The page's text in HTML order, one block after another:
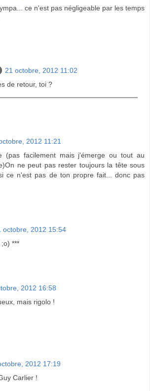
ce n'est pas négligeable par les temps
21 octobre, 2012 11:02
de retour, toi ?
2012 11:21
(pas facilement mais j'émerge ou tout au
ne peut pas rester toujours la tête sous
ce n'est pas de ton propre fait... donc pas
octobre, 2012 15:54
***
2012 16:58
mais rigolo !
2012 17:19
Carlier !